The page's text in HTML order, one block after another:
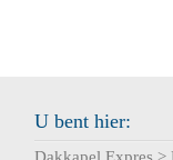
U bent hier: